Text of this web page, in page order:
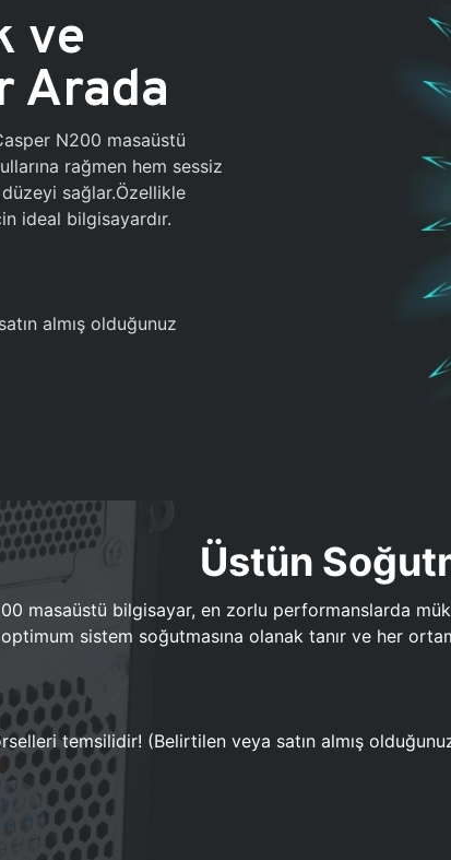
ve
Arada
N200 masaüstü
rağmen hem sessiz
sağlar.Özellikle
ideal bilgisayardır.
almış olduğunuz
Üstün
masaüstü bilgisayar, en zorlu performanslarda
sistem soğutmasına olanak tanır ve her
temsilidir! (Belirtilen veya satın almış